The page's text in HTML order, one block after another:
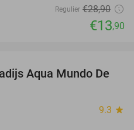
Regulier €28,90
€13,90
15%
Aqua Mundo De
9.3 star